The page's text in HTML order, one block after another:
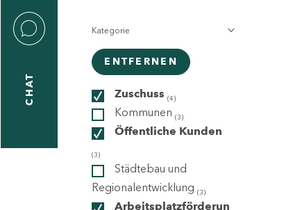
CHAT
Kategorie
ENTFERNEN
Zuschuss (4)
Kommunen (3)
Öffentliche Kunden
(3)
Städtebau und
Regionalentwicklung (3)
Arbeitsplatzförderun